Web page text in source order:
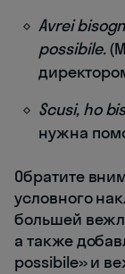
Avrei
possibile.
Scusi, ho
нужна
Обратите
условного
большей
а также
possibile» и